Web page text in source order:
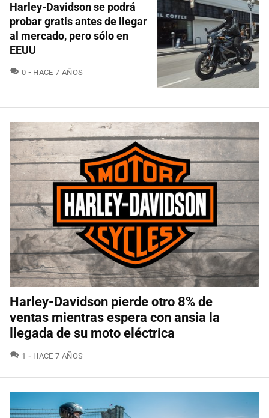
Harley-Davidson se podrá
probar gratis antes de llegar
al mercado, pero sólo en
EEUU
0 COMENTARIOS
HACE 7 AÑOS
Harley-Davidson pierde otro 8% de
ventas mientras espera con ansia la
llegada de su moto eléctrica
1 COMENTARIOS
HACE 7 AÑOS